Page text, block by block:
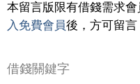
本留言版限有借錢需求會
入免費會員後，方可留言
借錢關鍵字